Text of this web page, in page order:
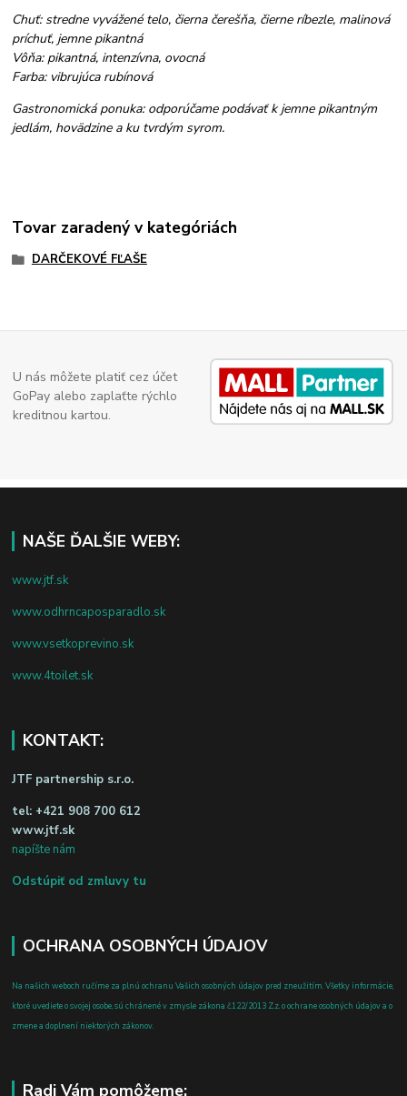
Chuť: stredne vyvážené telo, čierna čerešňa, čierne ríbezle, malinová
príchuť, jemne pikantná
Vôňa: pikantná, intenzívna, ovocná
Farba: vibrujúca rubínová
Gastronomická ponuka: odporúčame podávať k jemne pikantným
jedlám, hovädzine a ku tvrdým syrom.
Tovar zaradený v kategóriách
DARČEKOVÉ FĽAŠE
U nás môžete platiť cez účet
GoPay alebo zaplaťte rýchlo
kreditnou kartou.
NAŠE ĎALŠIE WEBY:
www.jtf.sk
www.odhrncaposparadlo.sk
www.vsetkoprevino.sk
www.4toilet.sk
KONTAKT:
JTF partnership s.r.o.
tel: +421 908 700 612
www.jtf.sk
napíšte nám
Odstúpiť od zmluvy tu
OCHRANA OSOBNÝCH ÚDAJOV
Na našich weboch ručíme za plnú ochranu Vašich osobných údajov pred zneužitím. Všetky informácie,
ktoré uvediete o svojej osobe, sú chránené v zmysle zákona č.122/2013 Z.z. o ochrane osobných údajov a o
zmene a doplnení niektorých zákonov.
Radi Vám pomôžeme: